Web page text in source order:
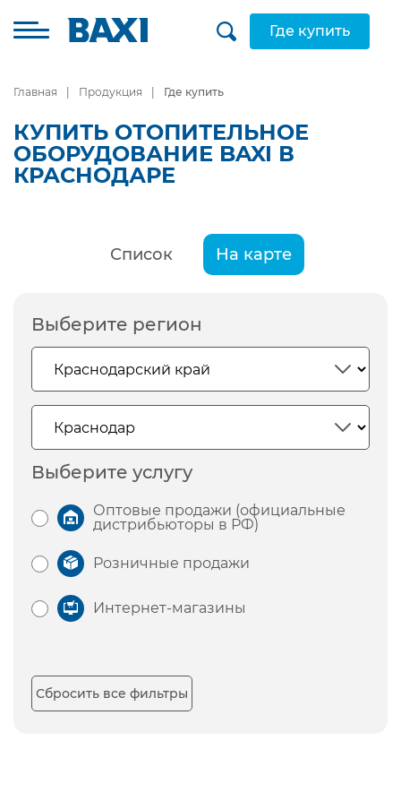
Где купить
Главная Продукция Где купить
КУПИТЬ ОТОПИТЕЛЬНОЕ
ОБОРУДОВАНИЕ BAXI В
КРАСНОДАРЕ
Список На карте
Выберите регион
Выберите услугу
Оптовые продажи (официальные
дистрибьюторы в РФ)
Розничные продажи
Интернет-магазины
Сбросить все фильтры